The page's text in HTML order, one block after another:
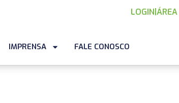
LOGIN |
IMPRENSA FALE CONOSCO